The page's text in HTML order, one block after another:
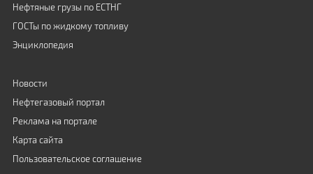
Нефтяные грузы по ЕСТНГ
ГОСТы по жидкому топливу
Энциклопедия
Новости
Нефтегазовый портал
Реклама на портале
Карта сайта
Пользовательское соглашение